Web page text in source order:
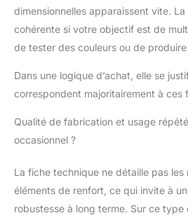
main
les
parfait
dimensionnelles apparaissent vite.
cohérente si votre objectif est de
de tester des couleurs ou de
Dans une logique d’achat, elle se
correspondent majoritairement à ces
Qualité de fabrication et usage
occasionnel ?
La fiche technique ne détaille pas les
éléments de renfort, ce qui invite à
robustesse à long terme. Sur ce type